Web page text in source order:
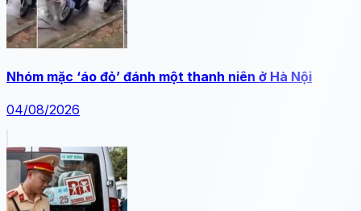
Nhóm mặc ‘áo đỏ’ đánh một thanh niên ở Hà Nội
04/08/2026